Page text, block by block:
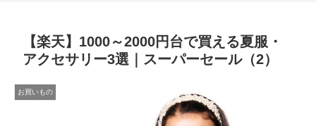
【楽天】1000～2000円台で買える夏服・
アクセサリー3選｜スーパーセール（2）
お買いもの